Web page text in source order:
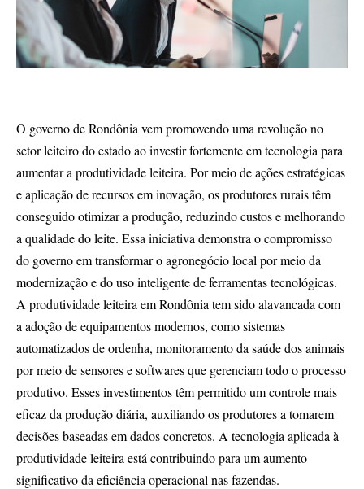
O governo de Rondônia vem promovendo uma revolução no
setor leiteiro do estado ao investir fortemente em tecnologia para
aumentar a produtividade leiteira. Por meio de ações estratégicas
e aplicação de recursos em inovação, os produtores rurais têm
conseguido otimizar a produção, reduzindo custos e melhorando
a qualidade do leite. Essa iniciativa demonstra o compromisso
do governo em transformar o agronegócio local por meio da
modernização e do uso inteligente de ferramentas tecnológicas.
A produtividade leiteira em Rondônia tem sido alavancada com
a adoção de equipamentos modernos, como sistemas
automatizados de ordenha, monitoramento da saúde dos animais
por meio de sensores e softwares que gerenciam todo o processo
produtivo. Esses investimentos têm permitido um controle mais
eficaz da produção diária, auxiliando os produtores a tomarem
decisões baseadas em dados concretos. A tecnologia aplicada à
produtividade leiteira está contribuindo para um aumento
significativo da eficiência operacional nas fazendas.